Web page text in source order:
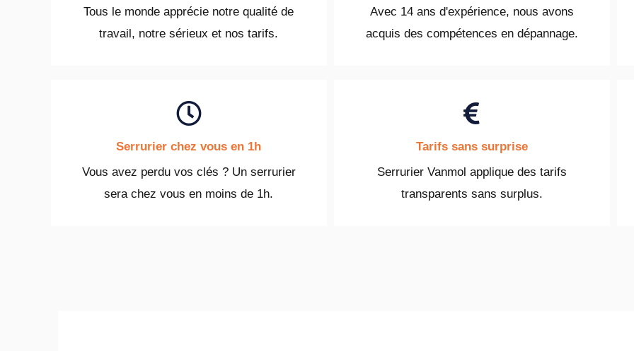
Tous le monde apprécie notre qualité de
travail, notre sérieux et nos tarifs.
Avec 14 ans d'expérience, nous avons
acquis des compétences en dépannage.
Serrurier chez vous en 1h
Vous avez perdu vos clés ? Un serrurier
sera chez vous en moins de 1h.
Tarifs sans surprise
Serrurier Vanmol applique des tarifs
transparents sans surplus.